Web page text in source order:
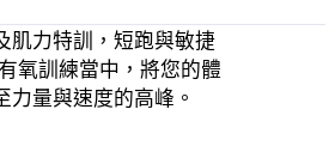
肌力特訓，短跑與敏捷
氧訓練當中，將您的體
力量與速度的高峰。